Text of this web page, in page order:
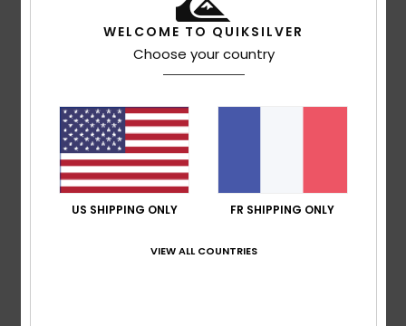
/5
très bonne qualité
Confort: 5/5 Rapport qualité / prix
parfaiteMatière: 5/5 Coloris
Je recommande ce produit
5
WELCOME TO QUIKSILVER
Choose your country
US SHIPPING ONLY FR SHIPPING ONLY
VIEW ALL COUNTRIES